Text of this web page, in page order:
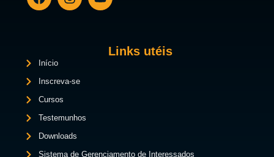
Links utéis
Início
Inscreva-se
Cursos
Testemunhos
Downloads
Sistema de Gerenciamento de Interessados